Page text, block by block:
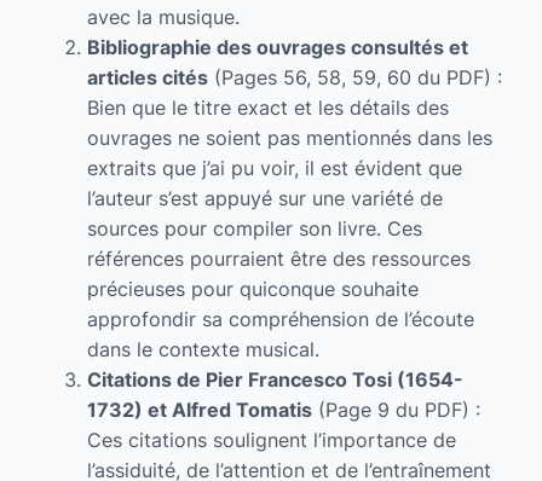
avec la musique.
Bibliographie des ouvrages consultés et
articles cités (Pages 56, 58, 59, 60 du PDF) :
Bien que le titre exact et les détails des
ouvrages ne soient pas mentionnés dans les
extraits que j’ai pu voir, il est évident que
l’auteur s’est appuyé sur une variété de
sources pour compiler son livre. Ces
références pourraient être des ressources
précieuses pour quiconque souhaite
approfondir sa compréhension de l’écoute
dans le contexte musical.
Citations de Pier Francesco Tosi (1654-
1732) et Alfred Tomatis (Page 9 du PDF) :
Ces citations soulignent l’importance de
l’assiduité, de l’attention et de l’entraînement